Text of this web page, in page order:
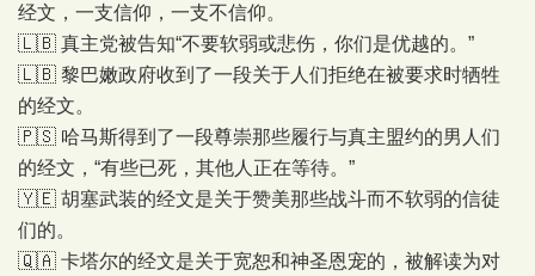
经文，一支信仰，一支不信仰。
🇱🇧 真主党被告知“不要软弱或悲伤，你们是优越的。”
🇱🇧 黎巴嫩政府收到了一段关于人们拒绝在被要求时牺牲
的经文。
🇵🇸 哈马斯得到了一段尊崇那些履行与真主盟约的男人们
的经文，“有些已死，其他人正在等待。”
🇾🇪 胡塞武装的经文是关于赞美那些战斗而不软弱的信徒
们的。
🇶🇦 卡塔尔的经文是关于宽恕和神圣恩宠的，被解读为对